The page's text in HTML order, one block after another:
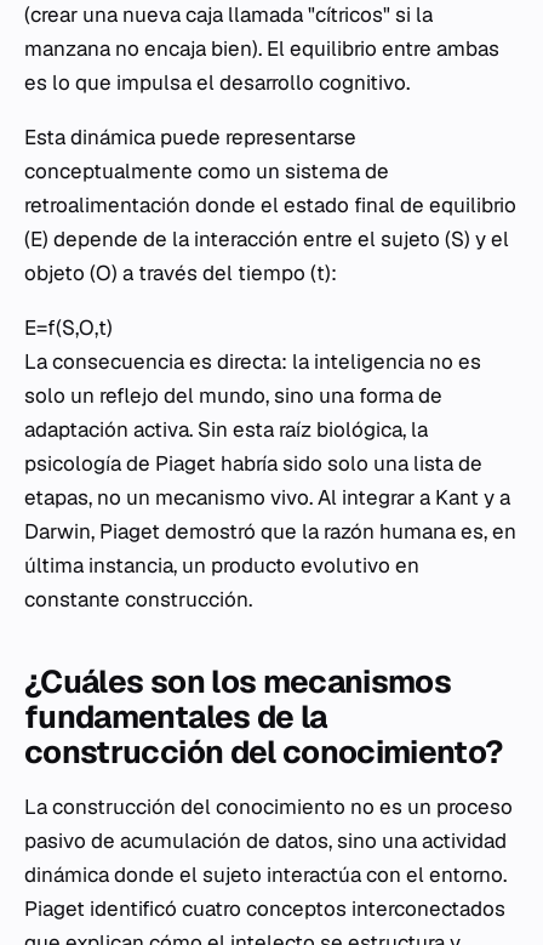
(crear una nueva caja llamada "cítricos" si la
manzana no encaja bien). El equilibrio entre ambas
es lo que impulsa el desarrollo cognitivo.
Esta dinámica puede representarse
conceptualmente como un sistema de
retroalimentación donde el estado final de equilibrio
(E) depende de la interacción entre el sujeto (S) y el
objeto (O) a través del tiempo (t):
E=f(S,O,t)
La consecuencia es directa: la inteligencia no es
solo un reflejo del mundo, sino una forma de
adaptación activa. Sin esta raíz biológica, la
psicología de Piaget habría sido solo una lista de
etapas, no un mecanismo vivo. Al integrar a Kant y a
Darwin, Piaget demostró que la razón humana es, en
última instancia, un producto evolutivo en
constante construcción.
¿Cuáles son los mecanismos
fundamentales de la
construcción del conocimiento?
La construcción del conocimiento no es un proceso
pasivo de acumulación de datos, sino una actividad
dinámica donde el sujeto interactúa con el entorno.
Piaget identificó cuatro conceptos interconectados